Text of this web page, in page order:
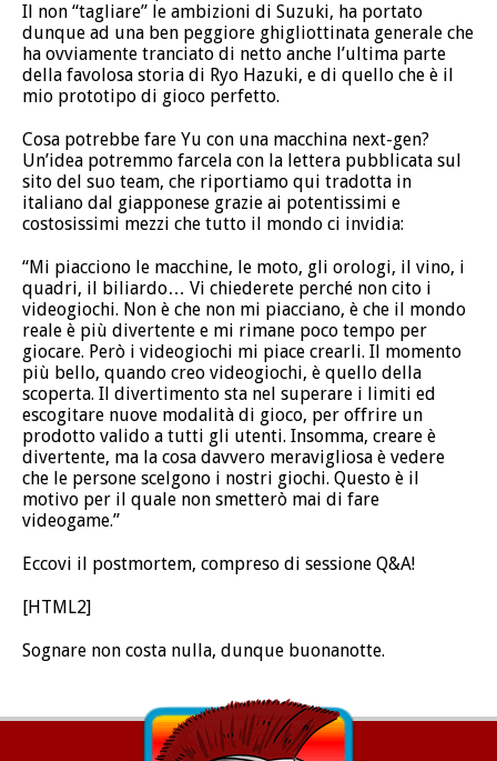
Il non “tagliare” le ambizioni di Suzuki, ha portato
dunque ad una ben peggiore ghigliottinata generale che
ha ovviamente tranciato di netto anche l’ultima parte
della favolosa storia di Ryo Hazuki, e di quello che è il
mio prototipo di gioco perfetto.
Cosa potrebbe fare Yu con una macchina next-gen?
Un’idea potremmo farcela con la lettera pubblicata sul
sito del suo team, che riportiamo qui tradotta in
italiano dal giapponese grazie ai potentissimi e
costosissimi mezzi che tutto il mondo ci invidia:
“Mi piacciono le macchine, le moto, gli orologi, il vino, i
quadri, il biliardo… Vi chiederete perché non cito i
videogiochi. Non è che non mi piacciano, è che il mondo
reale è più divertente e mi rimane poco tempo per
giocare. Però i videogiochi mi piace crearli. Il momento
più bello, quando creo videogiochi, è quello della
scoperta. Il divertimento sta nel superare i limiti ed
escogitare nuove modalità di gioco, per offrire un
prodotto valido a tutti gli utenti. Insomma, creare è
divertente, ma la cosa davvero meravigliosa è vedere
che le persone scelgono i nostri giochi. Questo è il
motivo per il quale non smetterò mai di fare
videogame.”
Eccovi il postmortem, compreso di sessione Q&A!
[HTML2]
Sognare non costa nulla, dunque buonanotte.